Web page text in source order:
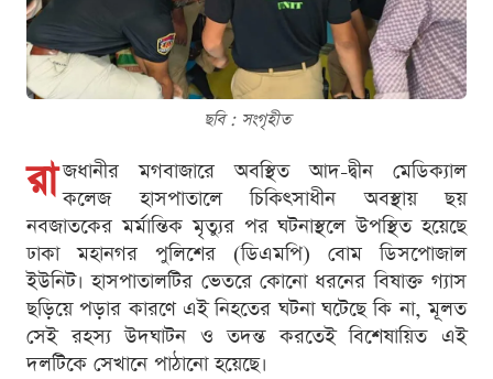
ছবি : সংগৃহীত
রা জধানীর মগবাজারে অবস্থিত আদ-দ্বীন মেডিক্যাল
কলেজ হাসপাতালে চিকিৎসাধীন অবস্থায় ছয়
নবজাতকের মর্মান্তিক মৃত্যুর পর ঘটনাস্থলে উপস্থিত হয়েছে
ঢাকা মহানগর পুলিশের (ডিএমপি) বোম ডিসপোজাল
ইউনিট। হাসপাতালটির ভেতরে কোনো ধরনের বিষাক্ত গ্যাস
ছড়িয়ে পড়ার কারণে এই নিহতের ঘটনা ঘটেছে কি না, মূলত
সেই রহস্য উদঘাটন ও তদন্ত করতেই বিশেষায়িত এই
দলটিকে সেখানে পাঠানো হয়েছে।